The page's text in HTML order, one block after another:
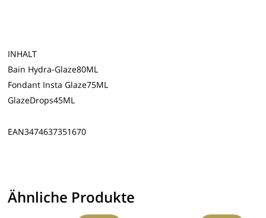
INHALT
Bain Hydra-Glaze80ML
Fondant Insta Glaze75ML
GlazeDrops45ML
EAN3474637351670
Ähnliche Produkte